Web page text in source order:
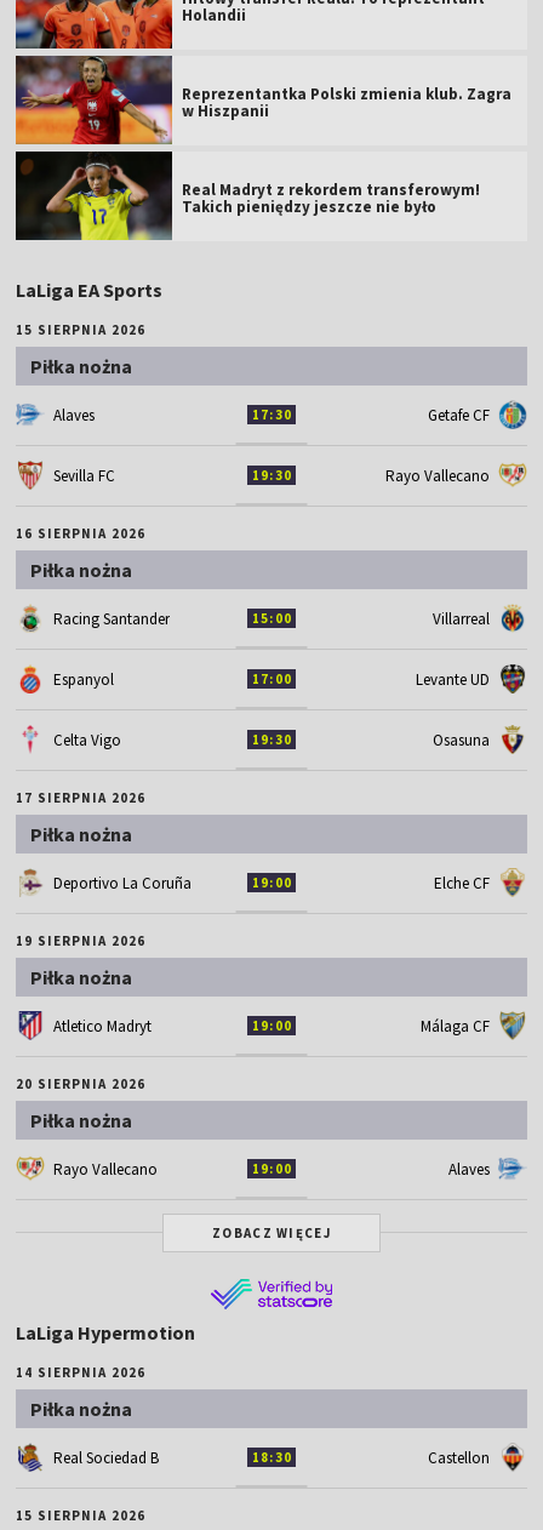
Holandii
Reprezentantka Polski zmienia klub. Zagra
w Hiszpanii
Real Madryt z rekordem transferowym!
Takich pieniędzy jeszcze nie było
LaLiga EA Sports
15 SIERPNIA 2026
Piłka nożna
Alaves 17:30 Getafe CF
Sevilla FC 19:30 Rayo Vallecano
16 SIERPNIA 2026
Piłka nożna
Racing Santander 15:00 Villarreal
Espanyol 17:00 Levante UD
Celta Vigo 19:30 Osasuna
17 SIERPNIA 2026
Piłka nożna
Deportivo La Coruña 19:00 Elche CF
19 SIERPNIA 2026
Piłka nożna
Atletico Madryt 19:00 Málaga CF
20 SIERPNIA 2026
Piłka nożna
Rayo Vallecano 19:00 Alaves
ZOBACZ WIĘCEJ
LaLiga Hypermotion
14 SIERPNIA 2026
Piłka nożna
Real Sociedad B 18:30 Castellon
15 SIERPNIA 2026